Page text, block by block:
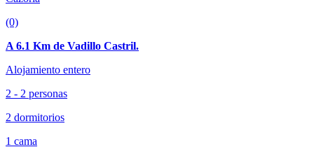
(0)
A 6.1 Km de Vadillo Castril.
Alojamiento entero
2 - 2 personas
2 dormitorios
1 cama